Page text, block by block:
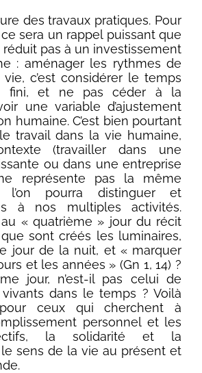
des travaux pratiques. Pour
sera un rappel puissant que
réduit pas à un investissement
: aménager les rythmes de
c’est considérer le temps
fini, et ne pas céder à la
une variable d’ajustement
humaine. C’est bien pourtant
travail dans la vie humaine,
(travailler dans une
ou dans une entreprise
représente pas la même
l’on pourra distinguer et
à nos multiples activités.
au « quatrième » jour du récit
sont créés les luminaires,
jour de la nuit, et « marquer
et les années » (Gn 1, 14) ?
jour, n’est-il pas celui de
vivants dans le temps ? Voilà
ceux qui cherchent à
personnel et les
la solidarité et la
sens de la vie au présent et